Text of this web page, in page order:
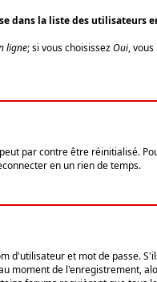
dans la liste des utilisateurs
ligne; si vous choisissezOui,
par contre être réinitialisé.
en un rien de temps.
d'utilisateur et mot de passe.
moment de l'enregistrement,